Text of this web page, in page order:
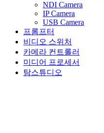
NDI Camera
IP Camera
USB Camera
프롬프터
비디오 스위처
카메라 컨트롤러
미디어 프로세서
탐스튜디오